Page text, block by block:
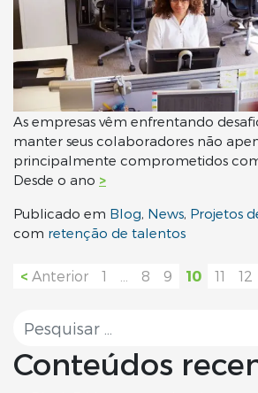
As empresas vêm enfrentando
manter seus colaboradores não
principalmente comprometidos
Desde o ano >
Publicado em Blog News Projetos
com retenção de talentos
Navegação por
< Anterior 1 8 9 10 11 12
Conteúdos